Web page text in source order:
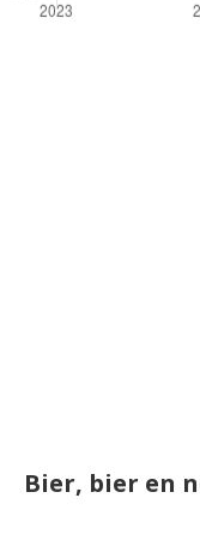
Bier, bier en